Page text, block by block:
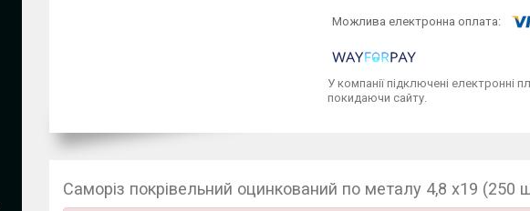
У компанії підключені електронні
покидаючи сайту.
Саморіз покрівельний оцинкований по металу 4,8 х19 (250